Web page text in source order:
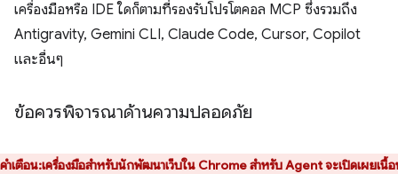
เครื่องมือหรือ IDE ใดก็ตามที่รองรับโปรโตคอล MCP ซึ่งรวมถึง
Antigravity, Gemini CLI, Claude Code, Cursor, Copilot
และอื่นๆ
ข้อควรพิจารณาด้านความปลอดภัย
คำเตือน:เครื่องมือสำหรับนักพัฒนาเว็บใน Chrome สำหรับ Agent จะเปิดเผยเนื้อ